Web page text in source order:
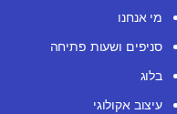
מי אנחנו
סניפים ושעות פתיחה
בלוג
עיצוב אקולוגי